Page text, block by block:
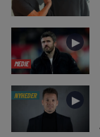
MEDIE
►
NYHEDER ►